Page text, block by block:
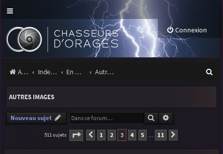
Connexion
Accueil Index du forum En marge des orages Autres images
e
AUTRES IMAGES
Nouveau sujet Rechercher
511 sujets Page 3sur11
Précédente
1 2 3 4 5 … 11